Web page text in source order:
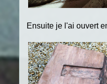
Ensuite je l'ai ouvert